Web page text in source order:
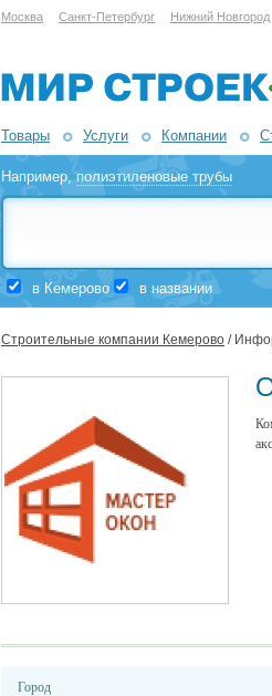
Москва Санкт-Петербург Нижний Новгород
Товары Услуги Компании
Например,полиэтиленовые трубы
в Кемерово в названии
Строительные компании Кемерово /
Город